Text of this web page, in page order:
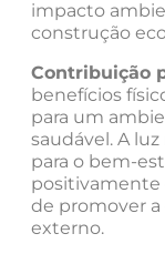
impacto
construção
Contribuição
benefícios
para um
saudável. A
para o bem-
positivamente
de promover
externo.